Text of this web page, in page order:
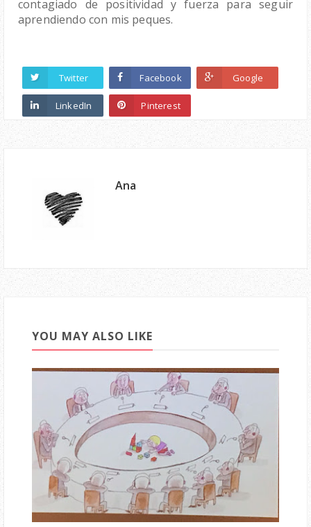
contagiado de positividad y fuerza para seguir
aprendiendo con mis peques.
Twitter Facebook Google
LinkedIn Pinterest
Ana
YOU MAY ALSO LIKE